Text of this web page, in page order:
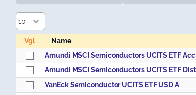
Vgl Name
Vgl
Name
Amundi MSCI Semiconductors UCITS ETF Acc
Amundi MSCI Semiconductors UCITS ETF Dist
VanEck Semiconductor UCITS ETF USD A